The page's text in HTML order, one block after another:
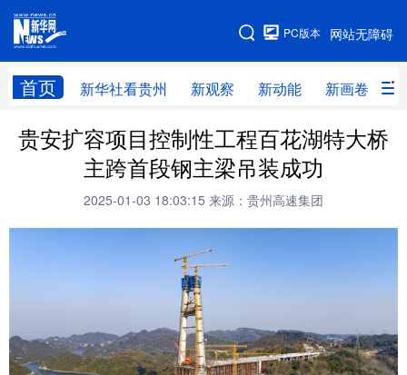
网站无障碍
PC版本
首页 新华社看贵州 新观察 新动能 新画卷
网站地图
新华社看贵州 新观察 新动能 新画卷
贵州要闻 贵州领导 人事
直播
贵阳 遵义 安顺
六盘水 毕节 铜仁 黔东南
贵安扩容项目控制性工程百花湖特大桥
主跨首段钢主梁吊装成功
2025-01-03 18:03:15 来源：贵州高速集团